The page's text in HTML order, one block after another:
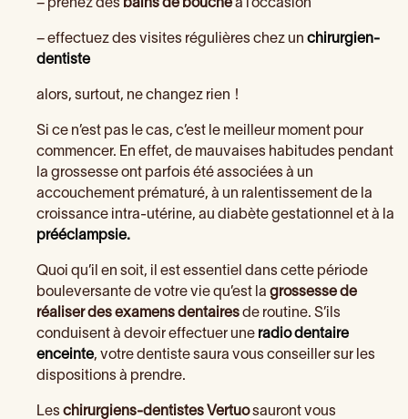
– prenez des bains de bouche à l’occasion
– effectuez des visites régulières chez un chirurgien-
dentiste
alors, surtout, ne changez rien !
Si ce n’est pas le cas, c’est le meilleur moment pour
commencer. En effet, de mauvaises habitudes pendant
la grossesse ont parfois été associées à un
accouchement prématuré, à un ralentissement de la
croissance intra-utérine, au diabète gestationnel et à la
prééclampsie.
Quoi qu’il en soit, il est essentiel dans cette période
bouleversante de votre vie qu’est la grossesse de
réaliser des examens dentaires de routine. S’ils
conduisent à devoir effectuer une radio dentaire
enceinte, votre dentiste saura vous conseiller sur les
dispositions à prendre.
Les chirurgiens-dentistes Vertuosauront vous